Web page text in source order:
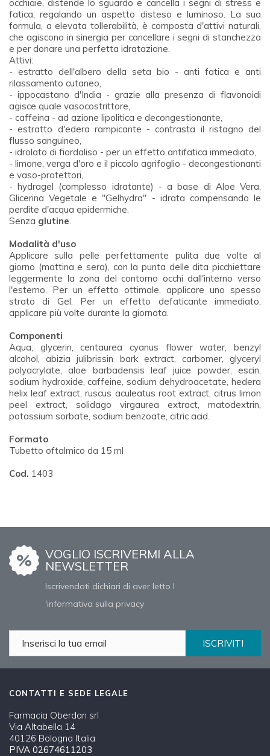
occhiaie, distende lo sguardo e cancella i segni di stress e
fatica, regalando un aspetto disteso e luminoso. La sua
formula, a elevata tollerabilità, è composta d'attivi naturali,
che agiscono in sinergia per cancellare i segni di stanchezza
e per donare una perfetta idratazione.
Attivi:
- estratto dell'albero della seta bio - anti fatica e anti
rilassamento cutaneo,
- ippocastano d'India - grazie alla presenza di flavonoidi
agisce quale vasocostrittore,
- caffeina - ad azione lipolitica e decongestionante,
- estratto d'edera rampicante - contrasta il ristagno del
flusso sanguineo,
- idrolato di fiordaliso - per un effetto antifatica immediato,
- limone, verga d'oro e il piccolo agrifoglio - decongestionanti
e vaso-protettori,
- hydragel (complesso idratante) - a base di Aloe Vera,
Glicerina Vegetale e "Gelhydra" - idrata compensando le
perdite d'acqua epidermiche.
Senza glutine.
Modalità d'uso
Applicare sulla pelle perfettamente pulita due volte al
giorno (mattina e sera), con la punta delle dita picchiettare
leggermente la zona del contorno occhi dall'interno verso
l'esterno. Per un effetto ottimale, applicare uno spesso
strato di Gel. Per un effetto defaticante immediato,
applicare più volte durante la giornata.
Componenti
Aqua, glycerin, centaurea cyanus flower water, benzyl
alcohol, abizia julibrissin bark extract, carbomer, glyceryl
polyacrylate, aloe barbadensis leaf juice powder, escin,
sodium hydroxide, caffeine, sodium dehydroacetate, hedera
helix leaf extract, ruscus aculeatus root extract, citrus limon
peel extract, solidago virgaurea extract, matodextrin,
potassium sorbate, sodium benzoate, citric acid.
Formato
Tubetto oftalmico da 15 ml
Cod. 1403
VOGLIO ISCRIVERMI ALLA
NEWSLETTER
Iscrivendoti dichiari di aver letto l
'informativa sulla privacy
ISCRIVITI
CONTATTI E SEDE LEGALE
Farmacia Oberdan srl
Via Altabella 14
40126 Bologna Italia
PIVA 02674611203